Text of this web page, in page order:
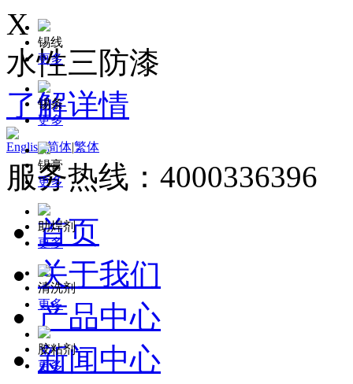
X
水性三防漆
了解详情
English|简体|繁体
服务热线：4000336396
首页
关于我们
产品中心
新闻中心
锡线
更多
锡条
更多
锡膏
更多
助焊剂
更多
清洗剂
更多
胶粘剂
更多